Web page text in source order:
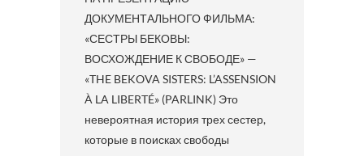
ДОКУМЕНТАЛЬНОГО ФИЛЬМА:
«СЕСТРЫ БЕКОВЫ:
ВОСХОЖДЕНИЕ К СВОБОДЕ» —
«THE BEKOVA SISTERS: L’ASSENSION
À LA LIBERTÉ» (PARLINK) Это
невероятная история трех сестер,
которые в поисках свободы